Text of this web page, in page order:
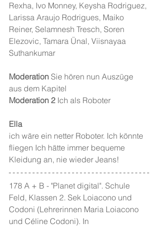
Rexha, Ivo Monney, Keysha Rodriguez,
Larissa Araujo Rodrigues, Maiko
Reiner, Selamnesh Tresch, Soren
Elezovic, Tamara Ünal, Viisnayaa
Suthankumar
Moderation Sie hören nun Auszüge
aus dem Kapitel
Moderation 2 Ich als Roboter
Ella
ich wäre ein netter Roboter. Ich könnte
fliegen Ich hätte immer bequeme
Kleidung an, nie wieder Jeans!
178 A + B - "Planet digital". Schule
Feld, Klassen 2. Sek Loiacono und
Codoni (Lehrerinnen Maria Loiacono
und Céline Codoni). In